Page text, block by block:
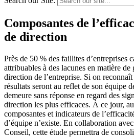
Composantes de
de direction
Près de 50 % des faillites d’entreprises
attribuables à des lacunes en matière
direction de l’entreprise. Si on
résultats seront au reflet de son équipe
demeure sans réponse en regard des
direction les plus efficaces. À ce jour,
composantes et indicateurs de
d’équipe n’existe. En collaboration
Conseil, cette étude permettra de